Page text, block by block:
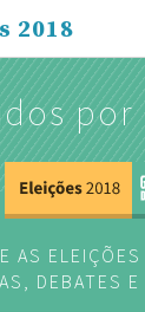
2018
AS
DEBATES E